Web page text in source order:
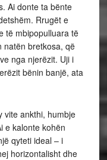
Ai donte ta bënte
Rrugët e
të mbipopulluara të
natën bretkosa, që
nga njerëzit. Uji i
bënin banjë, ata
vite ankthi, humbje
e kalonte kohën
qyteti ideal – i
horizontalisht dhe